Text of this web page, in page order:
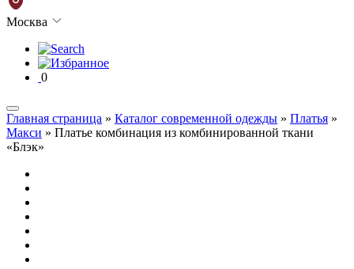
Москва
0
Главная страница » Каталог современной одежды » Платья »
Макси » Платье комбинация из комбинированной ткани
«Блэк»